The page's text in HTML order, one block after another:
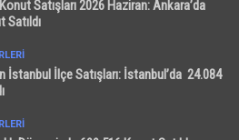
Satışları 2026 Haziran: Ankara’da
Satıldı
İstanbul İlçe Satışları: İstanbul’da 24.084